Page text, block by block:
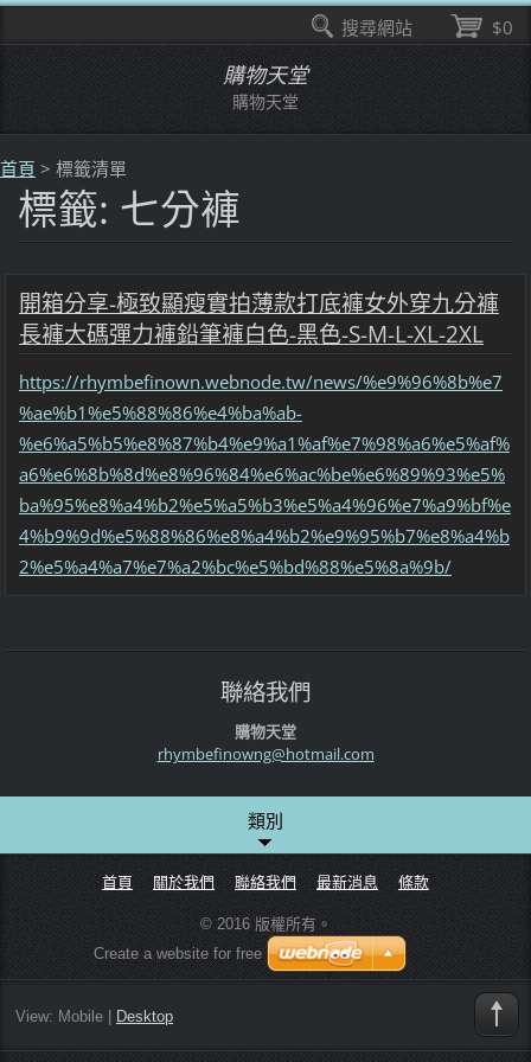
購物天堂
購物天堂
首頁 > 標籤清單
標籤: 七分褲
開箱分享-極致顯瘦實拍薄款打底褲女外穿九分褲
長褲大碼彈力褲鉛筆褲白色-黑色-S-M-L-XL-2XL
https://rhymbefinown.webnode.tw/news/%e9%96%8b%e7
%ae%b1%e5%88%86%e4%ba%ab-
%e6%a5%b5%e8%87%b4%e9%a1%af%e7%98%a6%e5%af%
a6%e6%8b%8d%e8%96%84%e6%ac%be%e6%89%93%e5%
ba%95%e8%a4%b2%e5%a5%b3%e5%a4%96%e7%a9%bf%e
4%b9%9d%e5%88%86%e8%a4%b2%e9%95%b7%e8%a4%b
2%e5%a4%a7%e7%a2%bc%e5%bd%88%e5%8a%9b/
聯絡我們
購物天堂
rhymbefinowng@hotmail.com
類別
首頁 關於我們 聯絡我們 最新消息 條款
© 2016 版權所有。
Create a website for free
View: Mobile| Desktop
$0
搜尋網站